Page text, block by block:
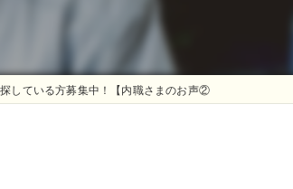
している方募集中！【内職さまのお声②